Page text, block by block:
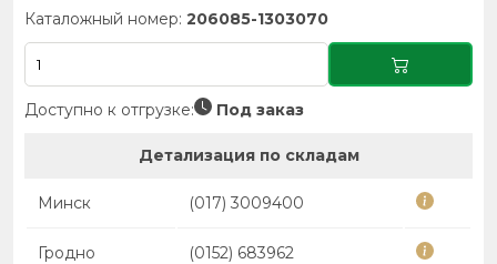
Каталожный номер: 206085-1303070
Доступно к отгрузке: Под заказ
Детализация по складам
Минск (017) 3009400
Гродно (0152) 683962